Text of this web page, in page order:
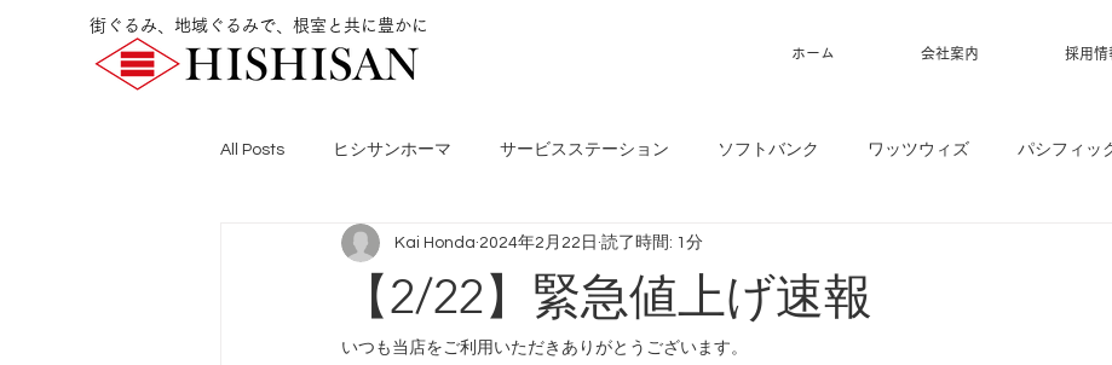
街ぐるみ、地域ぐるみで、根室と共に豊かに
ホーム 会社案内 採用情
All Posts ヒシサンホーマ サービスステーション ソフトバンク ワッツウィズ パシフィッ
【2/22】緊急値上げ速報
Kai Honda 2024年2月22日 読了時間: 1分
いつも当店をご利用いただきありがとうございます。